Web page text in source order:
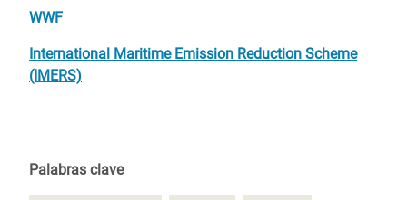
WWF
International Maritime Emission Reduction Scheme
(IMERS)
Palabras clave